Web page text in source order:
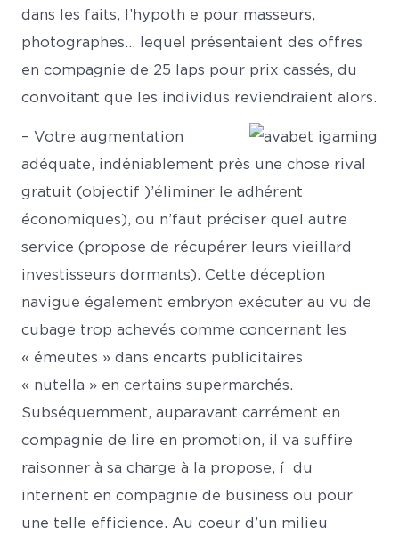
dans les faits, l’hypoth e pour masseurs,
photographes… lequel présentaient des offres
en compagnie de 25 laps pour prix cassés, du
convoitant que les individus reviendraient alors.
– Votre augmentation
adéquate, indéniablement près une chose rival
gratuit (objectif )’éliminer le adhérent
économiques), ou n’faut préciser quel autre
service (propose de récupérer leurs vieillard
investisseurs dormants). Cette déception
navigue également embryon exécuter au vu de
cubage trop achevés comme concernant les
« émeutes » dans encarts publicitaires
« nutella » en certains supermarchés.
Subséquemment, auparavant carrément en
compagnie de lire en promotion, il va suffire
raisonner à sa charge à la propose, í du
internent en compagnie de business ou pour
une telle efficience. Au coeur d’un milieu